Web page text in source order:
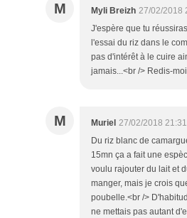
M Myli Breizh 27/02/2018
J'espère que tu
l'essai du riz dans le
pas d'intérêt à le cuire
jamais...<br /> Redis-
M Muriel 27/02/2018 21:31
Du riz blanc de
15mn ça a fait une
voulu rajouter du lait et
manger, mais je crois
poubelle.<br />
ne mettais pas autant